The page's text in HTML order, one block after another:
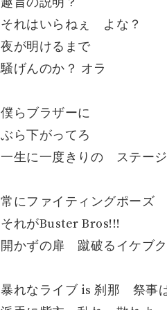
それはいらねぇ よな？
夜が明けるまで
騒げんのか？ オラ
僕らブラザーに
ぶら下がってろ
一生に一度きりの ステー
常にファイティングポーズ
それがBuster Bros!!!
開かずの扉 蹴破るイケブ
暴れなライブ is 刹那 祭事